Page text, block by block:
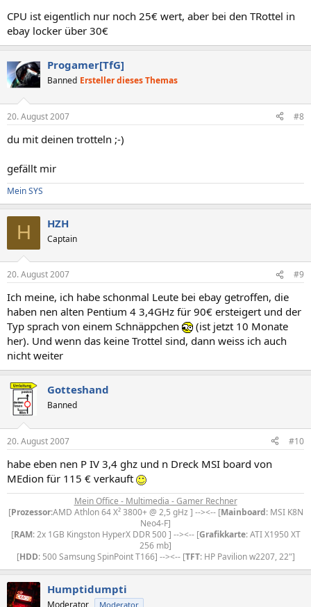
CPU ist eigentlich nur noch 25€ wert, aber bei den TRottel in
ebay locker über 30€
Progamer[TfG]
Banned Ersteller dieses Themas
20. August 2007 #8
du mit deinen trotteln ;-)
gefällt mir
Mein SYS
H HZH
Captain
20. August 2007 #9
Ich meine, ich habe schonmal Leute bei ebay getroffen, die
haben nen alten Pentium 4 3,4GHz für 90€ ersteigert und der
Typ sprach von einem Schnäppchen
(ist jetzt 10 Monate
her). Und wenn das keine Trottel sind, dann weiss ich auch
nicht weiter
Gotteshand
Banned
20. August 2007 #10
habe eben nen P IV 3,4 ghz und n Dreck MSI board von
MEdion für 115 € verkauft
Mein Office - Multimedia - Gamer Rechner
[Prozessor:AMD Athlon 64 X² 3800+ @ 2,5 gHz ] --><-- [Mainboard: MSI K8N
Neo4-F]
[RAM: 2x 1GB Kingston HyperX DDR 500 ] --><-- [Grafikkarte: ATI X1950 XT
256 mb]
[HDD: 500 Samsung SpinPoint T166] --><-- [TFT: HP Pavilion w2207, 22"]​
Humptidumpti
Moderator Moderator